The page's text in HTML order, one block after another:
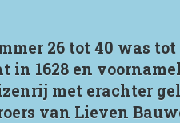
26 tot 40 was tot
in 1628 en
met erachter
van Lieven